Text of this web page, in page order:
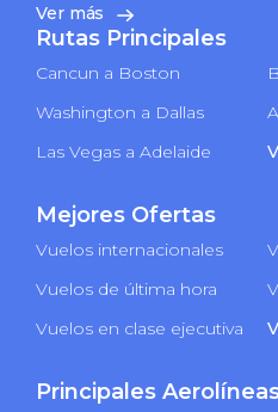
Ver más
Rutas Principales
Cancun a Boston
Washington a Dallas
Las Vegas a Adelaide
Mejores Ofertas
Vuelos internacionales
Vuelos de última hora
Vuelos en clase ejecutiva
Principales